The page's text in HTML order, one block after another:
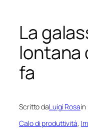
La
lontana
fa
Scritto daLuigi Rosain
Calo di produttività,